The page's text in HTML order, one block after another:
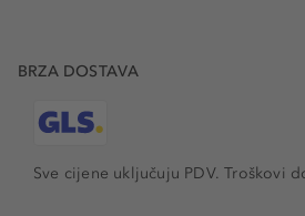
BRZA DOSTAVA
Sve cijene uključuju PDV.Troškovi